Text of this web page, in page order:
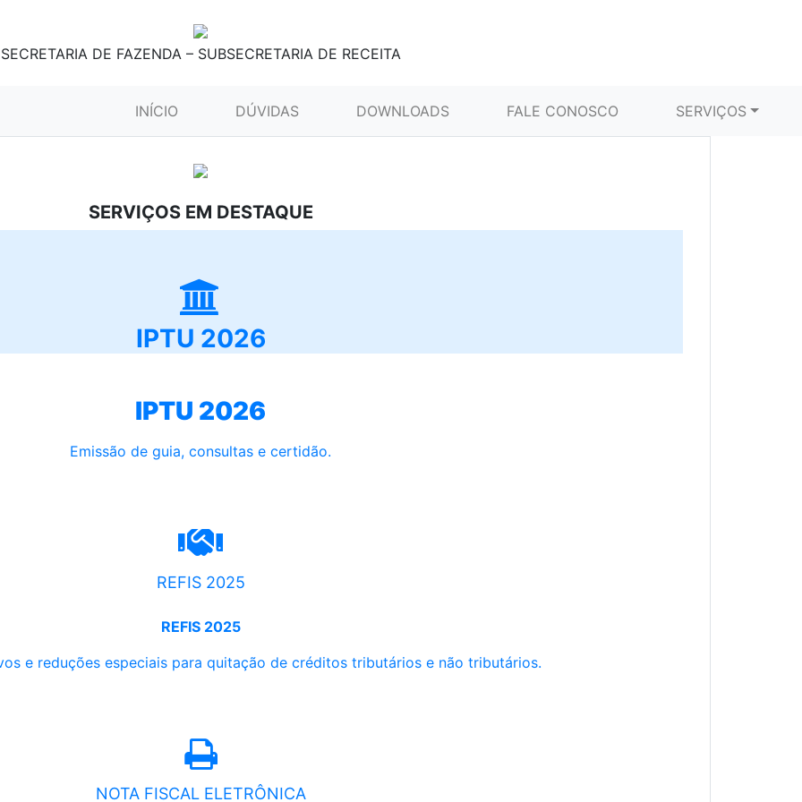
SECRETARIA DE FAZENDA – SUBSECRETARIA DE RECEITA
INÍCIO (CURRENT)DÚVIDAS DOWNLOADS FALE CONOSCO SERVIÇOS
SERVIÇOS EM DESTAQUE
IPTU 2026
IPTU 2026
Emissão de guia, consultas e certidão.
REFIS 2025
REFIS 2025
e reduções especiais para quitação de créditos tributários e não tributários.
NOTA FISCAL ELETRÔNICA